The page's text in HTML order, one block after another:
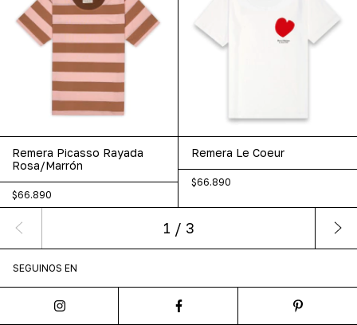
Remera Picasso Rayada
Rosa/Marrón
$66.890
Remera Le Coeur
$66.890
1 / 3
SEGUINOS EN